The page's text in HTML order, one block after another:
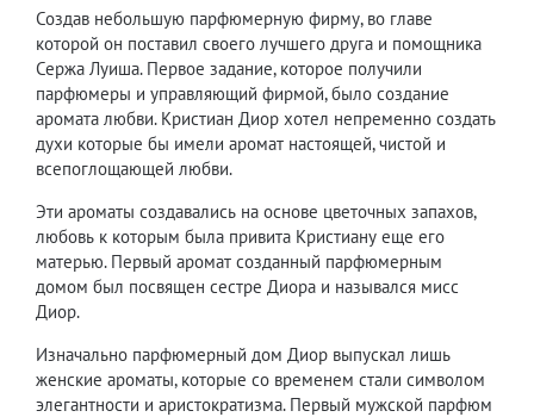
Создав небольшую парфюмерную фирму, во главе
которой он поставил своего лучшего друга и помощника
Сержа Луиша. Первое задание, которое получили
парфюмеры и управляющий фирмой, было создание
аромата любви. Кристиан Диор хотел непременно создать
духи которые бы имели аромат настоящей, чистой и
всепоглощающей любви.
Эти ароматы создавались на основе цветочных запахов,
любовь к которым была привита Кристиану еще его
матерью. Первый аромат созданный парфюмерным
домом был посвящен сестре Диора и назывался мисс
Диор.
Изначально парфюмерный дом Диор выпускал лишь
женские ароматы, которые со временем стали символом
элегантности и аристократизма. Первый мужской парфюм